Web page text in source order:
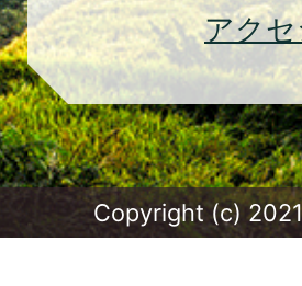
アク
Copyright (c)